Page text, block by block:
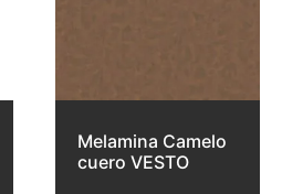
Melamina Camelo
cuero VESTO